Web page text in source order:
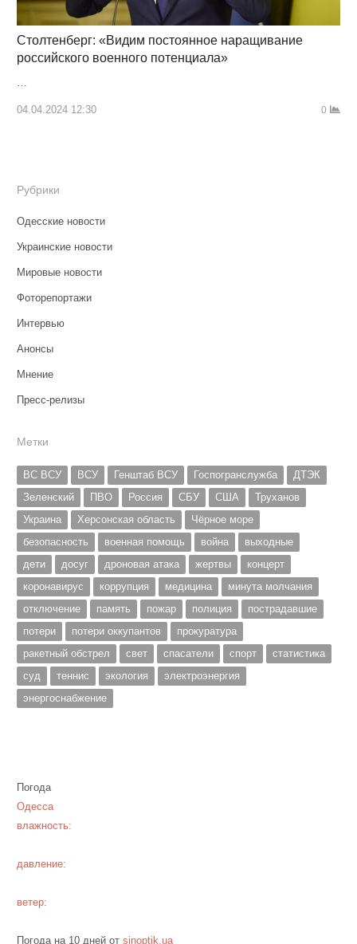
Столтенберг: «Видим постоянное наращивание
российского военного потенциала»
04.04.2024 12:30 0
Рубрики
Одесские новости
Украинские новости
Мировые новости
Фоторепортажи
Интервью
Анонсы
Мнение
Пресс-релизы
Метки
ВС ВСУ ВСУ Генштаб ВСУ Госпогранслужба
ДТЭК
Зеленский
ПВО Россия СБУ США
Труханов
Украина
Херсонская область
Чёрное море
безопасность
военная помощь война
выходные
дети
досуг дроновая атака жертвы
концерт
коронавирус
коррупция медицина
минута молчания
отключение
память пожар полиция
пострадавшие
потери
потери оккупантов
прокуратура
ракетный обстрел
свет спасатели спорт
статистика
суд
теннис экология
электроэнергия
энергоснабжение
Погода
Одесса
влажность:
давление:
ветер:
Погода на 10 дней от sinoptik.ua